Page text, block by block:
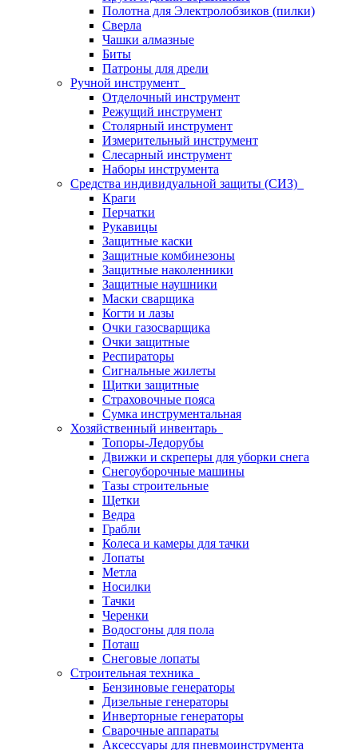
Полотна для Электролобзиков (пилки)
Сверла
Чашки алмазные
Биты
Патроны для дрели
Ручной инструмент
Отделочный инструмент
Режущий инструмент
Столярный инструмент
Измерительный инструмент
Слесарный инструмент
Наборы инструмента
Средства индивидуальной защиты (СИЗ)
Краги
Перчатки
Рукавицы
Защитные каски
Защитные комбинезоны
Защитные наколенники
Защитные наушники
Маски сварщика
Когти и лазы
Очки газосварщика
Очки защитные
Респираторы
Сигнальные жилеты
Щитки защитные
Страховочные пояса
Сумка инструментальная
Хозяйственный инвентарь
Топоры-Ледорубы
Движки и скреперы для уборки снега
Снегоуборочные машины
Тазы строительные
Щетки
Ведра
Грабли
Колеса и камеры для тачки
Лопаты
Метла
Носилки
Тачки
Черенки
Водосгоны для пола
Поташ
Снеговые лопаты
Строительная техника
Бензиновые генераторы
Дизельные генераторы
Инверторные генераторы
Сварочные аппараты
Аксессуары для пневмоинструмента